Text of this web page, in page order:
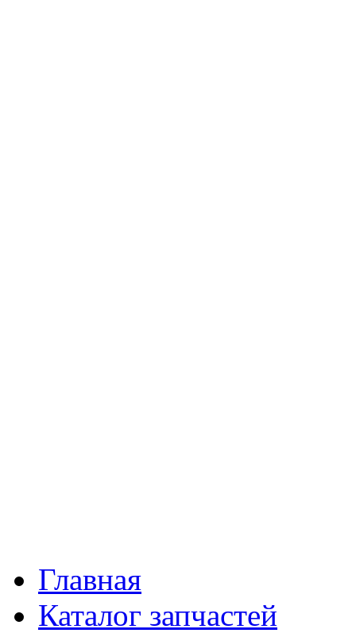
Главная
Каталог запчастей